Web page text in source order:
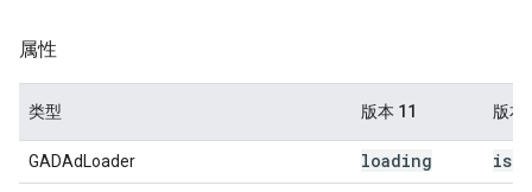
属性
类型 版本 11 版本
GADAdLoader loading is